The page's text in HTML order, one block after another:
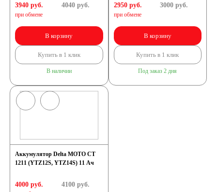
3940 руб.
при обмене
4040руб.
В корзину
Купить в 1 клик
В наличии
2950 руб.
при обмене
3000 руб.
В корзину
Купить в 1 клик
Под заказ 2 дня
Аккумулятор Delta МОТО CT
1211 (YTZ12S, YTZ14S) 11 Ач
4000 руб. 4100руб.